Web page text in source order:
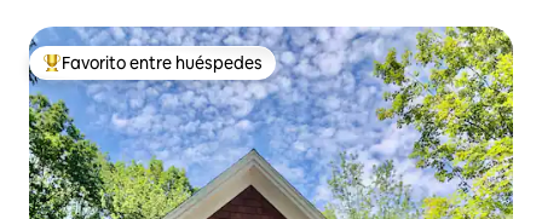
Favorito entre huéspedes preferido
Favorito entre huéspedes